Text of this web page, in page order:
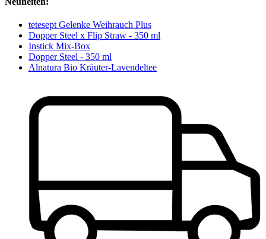
tetesept Gelenke Weihrauch Plus
Dopper Steel x Flip Straw - 350 ml
Instick Mix-Box
Dopper Steel - 350 ml
Alnatura Bio Kräuter-Lavendeltee